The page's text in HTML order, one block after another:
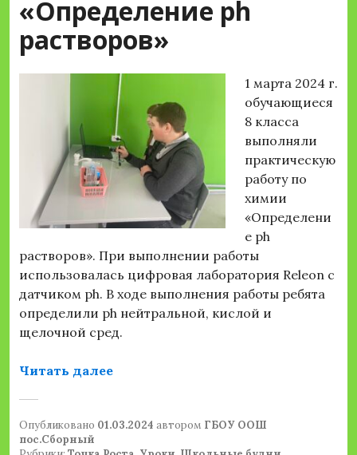
«Определение ph
растворов»
1 марта 2024 г.
обучающиеся
8 класса
выполняли
практическую
работу по
химии
«Определени
е ph
растворов». При выполнении работы
использовалась цифровая лаборатория Releon с
датчиком ph. В ходе выполнения работы ребята
определили ph нейтральной, кислой и
щелочной сред.
Читать далее«Практическая работа по химии
Опубликовано 01.03.2024 автором ГБОУ ООШ
пос.Сборный